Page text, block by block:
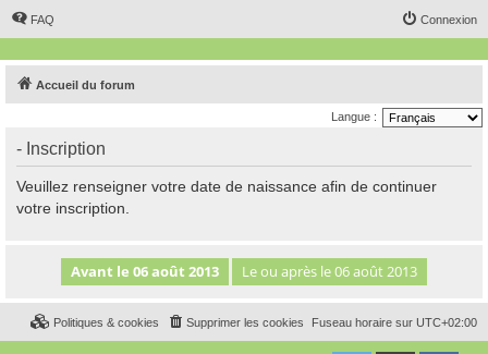
FAQ Connexion
Accueil du forum
Langue :
- Inscription
Veuillez renseigner votre date de naissance afin de continuer
votre inscription.
Fuseau horaire sur UTC+02:00
Supprimer les cookies
Politiques & cookies